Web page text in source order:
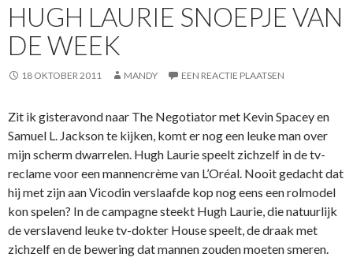
HUGH LAURIE SNOEPJE VAN
DE WEEK
18 OKTOBER 2011 MANDY EEN REACTIE PLAATSEN
Zit ik gisteravond naar The Negotiator met Kevin Spacey en
Samuel L. Jackson te kijken, komt er nog een leuke man over
mijn scherm dwarrelen. Hugh Laurie speelt zichzelf in de tv-
reclame voor een mannencrème van L’Oréal. Nooit gedacht dat
hij met zijn aan Vicodin verslaafde kop nog eens een rolmodel
kon spelen? In de campagne steekt Hugh Laurie, die natuurlijk
de verslavend leuke tv-dokter House speelt, de draak met
zichzelf en de bewering dat mannen zouden moeten smeren.